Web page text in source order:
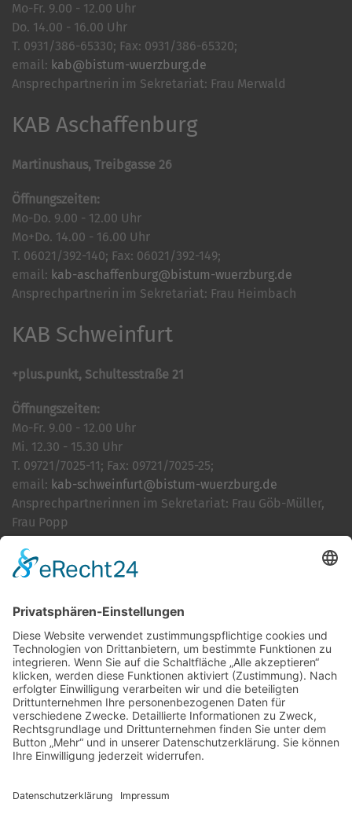
Mo-Fr. 9.00 - 12.00 Uhr
Do. 14.00 - 16.00 Uhr
T. 0931/386-65330; Fax: 0931/386-65320;
email: kab@bistum-wuerzburg.de
Ansprechpartnerin im Sekretariat: Frau Merwald
KAB Aschaffenburg
Martinushaus, Treibgasse 26
Öffnungszeiten:
Mo-Do. 9.00 - 12.00 Uhr
Mo+Do. 14.00 - 16.00 Uhr
T. 06021/392-140; Fax: 06021/392-149;
email: kab-aschaffenburg@bistum-wuerzburg.de
Ansprechpartnerin im Sekretariat: Frau Heimbach
KAB Schweinfurt
+plus.punkt, Schultesstraße 21
Öffnungszeiten:
Mo-Fr. 9.00 - 12.00 Uhr
Mi. 12.30 - 15.30 Uhr
T. 09721/7025-11; Fax: 09721/7025-25;
email: kab-schweinfurt@bistum-wuerzburg.de
Ansprechpartnerinnen im Sekretariat: Frau Göb-Müller,
Frau Popp
Cookie-Einstellungen
Kontakt
Login